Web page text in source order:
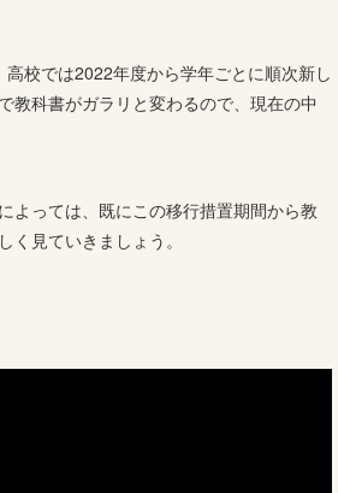
校では2022年度から学年ごとに順次新し
教科書がガラリと変わるので、現在の中
よっては、既にこの移行措置期間から教
見ていきましょう。